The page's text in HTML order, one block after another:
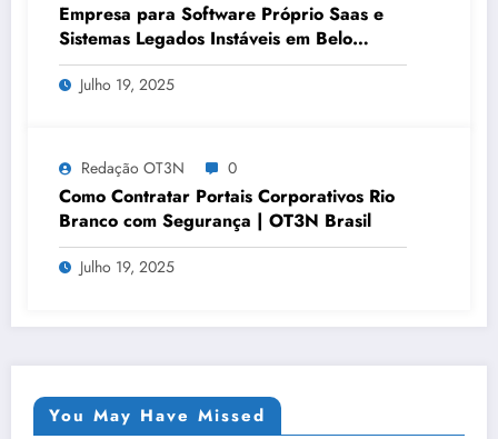
Empresa para Software Próprio Saas e
Sistemas Legados Instáveis em Belo
Horizonte | OT3N Brasil – Guia 3449
Julho 19, 2025
Redação OT3N 0
Como Contratar Portais Corporativos Rio
Branco com Segurança | OT3N Brasil
Julho 19, 2025
You May Have Missed